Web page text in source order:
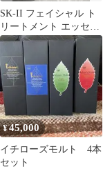
SK-II フェイシャル ト
リートメント エッセン
ス 桜75ml
¥45,000
イチローズモルト 4本
セット